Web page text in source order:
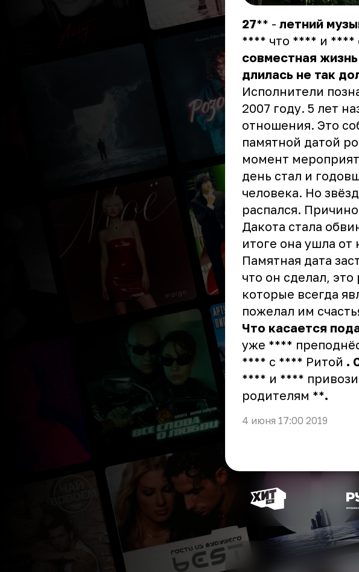
27** - летний
**** что **** и ****
совместная жизнь
длилась не так
Исполнители
2007 году. 5 лет
отношения. Это
памятной датой
момент
день стал и
человека. Но
распался.
Дакота стала
итоге она ушла
Памятная дата
что он сделал,
которые всегда
пожелал им
Что касается
уже ****
**** с **** Ритой .
**** и ****
родителям **.
4 июня 17:00 2019